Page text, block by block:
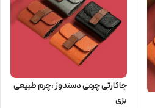
جاکارتی چرمی دستدوز ،چرم طبیعی
بزی